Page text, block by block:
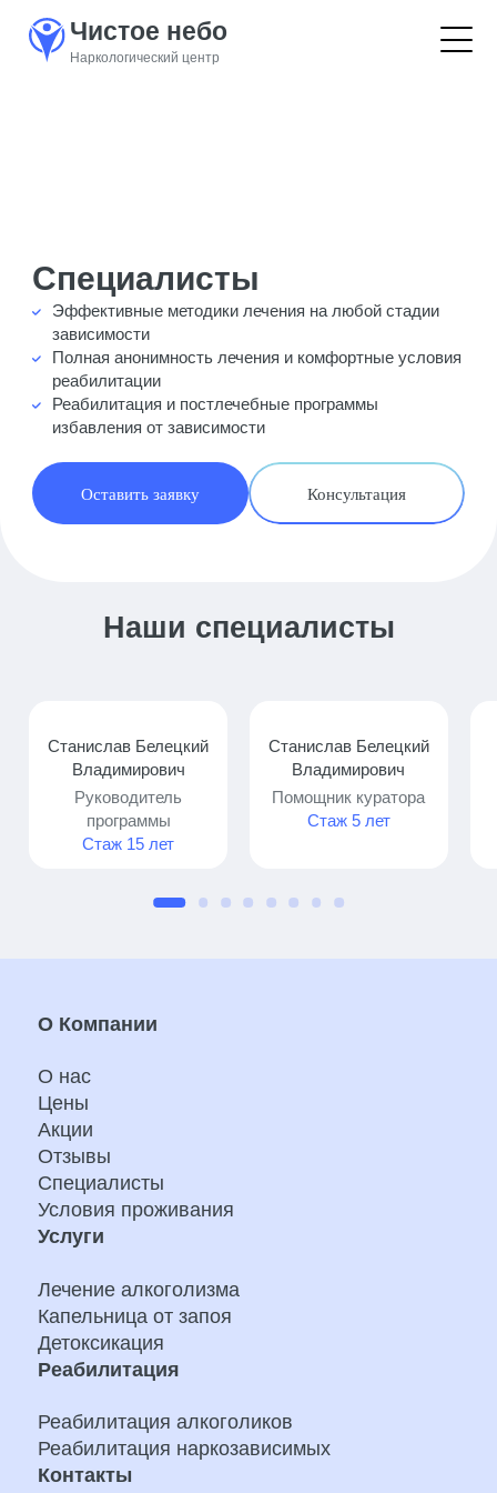
Чистое небо
Наркологический центр
Специалисты
Эффективные методики лечения на любой стадии
зависимости
Полная анонимность лечения и комфортные условия
реабилитации
Реабилитация и постлечебные программы
избавления от зависимости
Оставить заявку Консультация
Наши специалисты
Станислав Белецкий
Владимирович
Руководитель
программы
Стаж 15 лет
Станислав Белецкий
Владимирович
Помощник куратора
Стаж 5 лет
О Компании
О нас
Цены
Акции
Отзывы
Специалисты
Условия проживания
Услуги
Лечение алкоголизма
Капельница от запоя
Детоксикация
Реабилитация
Реабилитация алкоголиков
Реабилитация наркозависимых
Контакты